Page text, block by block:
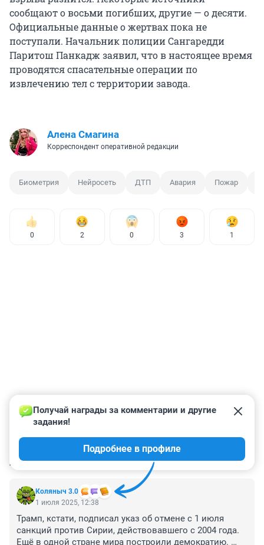
сообщают о восьми погибших, другие — о десяти.
Официальные данные о жертвах пока не
поступали. Начальник полиции Сангаредди
Паритош Панкадж заявил, что в настоящее время
проводятся спасательные операции по
извлечению тел с территории завода.
Алена Смагина
Корреспондент оперативной редакции
Биометрия Нейросеть ДТП Авария Пожар
0 2 0 3 1
КОММЕНТАРИИ 21
Коляныч 3.0
Получай награды за комментарии и другие
задания!
Подробнее в профиле
1 июля 2025, 12:38
Трамп, кстати, подписал указ об отмене с 1 июля
санкций против Сирии, действовавшего с 2004 года.
Ещё в одной стране мира построили демократию.